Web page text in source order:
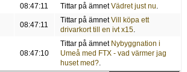
08:47:11 Tittar på ämnetVädret just nu.
08:47:11
Tittar på ämnetVill köpa ett
drivarkort till en ivt x15.
08:47:10
Tittar på ämnet Nybyggnation i
Umeå med FTX - vad värmer jag
huset med?.